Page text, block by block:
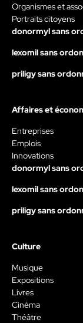
Organismes et
Portraits citoyens
donormyl sans
lexomil sans
priligy sans
Affaires et
Entreprises
Emplois
Innovations
donormyl sans
lexomil sans
priligy sans
Culture
Musique
Expositions
Livres
Cinéma
Théâtre